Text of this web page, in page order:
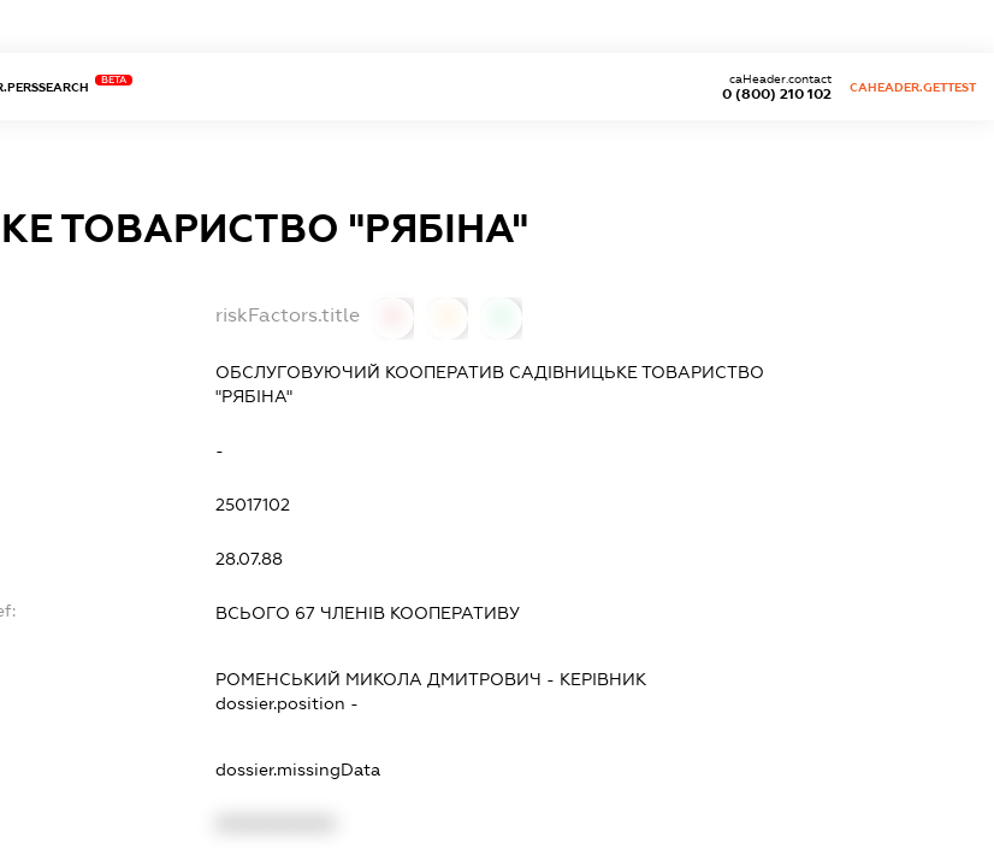
BETA
0 (800) 210 102
caHeader.contact
CAHEADER.GETTEST
ТОВАРИСТВО "РЯБІНА"
riskFactors.title
ОБСЛУГОВУЮЧИЙ КООПЕРАТИВ САДІВНИЦЬКЕ ТОВАРИСТВО
"РЯБІНА"
-
25017102
28.07.88
ВСЬОГО 67 ЧЛЕНІВ КООПЕРАТИВУ
РОМЕНСЬКИЙ МИКОЛА ДМИТРОВИЧ - КЕРІВНИК
dossier.position -
dossier.missingData